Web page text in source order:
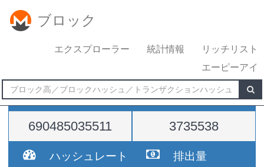
ブロック
エクスプローラー 統計情報
リッチリスト
エーピーアイ
難易度
690485035511
高さ
3735538
ハッシュレート 排出量